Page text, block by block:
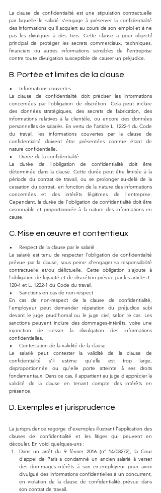
La clause de confidentialité est une stipulation contractuelle
par laquelle le salarié s'engage à préserver la confidentialité
des informations qu'il acquiert au cours de son emploi et à ne
pas les divulguer à des tiers. Cette clause a pour objectif
principal de protéger les secrets commerciaux, techniques,
financiers ou autres informations sensibles de l'entreprise
contre toute divulgation susceptible de causer un préjudice.
B. Portée et limites de la clause
Informations couvertes
La clause de confidentialité doit préciser les informations
concernées par l'obligation de discrétion. Cela peut inclure
des données stratégiques, des secrets de fabrication, des
informations relatives à la clientèle, ou encore des données
personnelles de salariés. En vertu de l'article L. 1222-1 du Code
du travail, les informations couvertes par la clause de
confidentialité doivent être présentées comme étant de
nature confidentielle.
Durée de la confidentialité
La durée de l'obligation de confidentialité doit être
déterminée dans la clause. Cette durée peut être limitée à la
période du contrat de travail, ou se prolonger au-delà de la
cessation du contrat, en fonction de la nature des informations
concernées et des intérêts légitimes de l'entreprise.
Cependant, la durée de l'obligation de confidentialité doit être
raisonnable et proportionnée à la nature des informations en
cause.
C. Mise en œuvre et contentieux
Respect de la clause par le salarié
Le salarié est tenu de respecter l'obligation de confidentialité
prévue par la clause, sous peine d'engager sa responsabilité
contractuelle et/ou délictuelle. Cette obligation s'ajoute à
l'obligation de loyauté et de discrétion prévue par les articles L.
120-4 et L. 1222-1 du Code du travail.
Sanctions en cas de non-respect
En cas de non-respect de la clause de confidentialité,
l'employeur peut demander réparation du préjudice subi
devant le juge prud'homal ou le juge civil, selon le cas. Les
sanctions peuvent inclure des dommages-intérêts, voire une
injonction de cesser la divulgation des informations
confidentielles.
Contestation de la validité de la clause
Le salarié peut contester la validité de la clause de
confidentialité s'il estime qu'elle est trop large,
disproportionnée ou qu'elle porte atteinte à ses droits
fondamentaux. Dans ce cas, il appartient au juge d'apprécier la
validité de la clause en tenant compte des intérêts en
présence.
D. Exemples et jurisprudence
La jurisprudence regorge d'exemples illustrant l'application des
clauses de confidentialité et les litiges qui peuvent en
découler. En voici quelques-uns :
Dans un arrêt du 9 février 2016 (n° 14/08272), la Cour
d'appel de Paris a condamné un ancien salarié à verser
des dommages-intérêts à son ex-employeur pour avoir
divulgué des informations confidentielles à un concurrent,
en violation de la clause de confidentialité prévue dans
son contrat de travail.